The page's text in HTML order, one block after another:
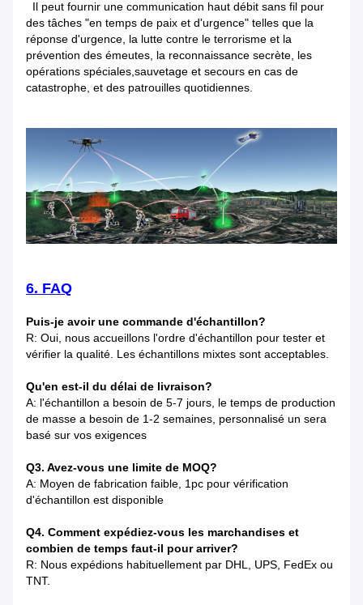
Il peut fournir une communication haut débit sans fil pour
des tâches "en temps de paix et d'urgence" telles que la
réponse d'urgence, la lutte contre le terrorisme et la
prévention des émeutes, la reconnaissance secrète, les
opérations spéciales,sauvetage et secours en cas de
catastrophe, et des patrouilles quotidiennes.
6. FAQ
Puis-je avoir une commande d'échantillon?
R: Oui, nous accueillons l'ordre d'échantillon pour tester et
vérifier la qualité. Les échantillons mixtes sont acceptables.
Qu'en est-il du délai de livraison?
A: l'échantillon a besoin de 5-7 jours, le temps de production
de masse a besoin de 1-2 semaines, personnalisé un sera
basé sur vos exigences
Q3. Avez-vous une limite de MOQ?
A: Moyen de fabrication faible, 1pc pour vérification
d'échantillon est disponible
Q4. Comment expédiez-vous les marchandises et
combien de temps faut-il pour arriver?
R: Nous expédions habituellement par DHL, UPS, FedEx ou
TNT.